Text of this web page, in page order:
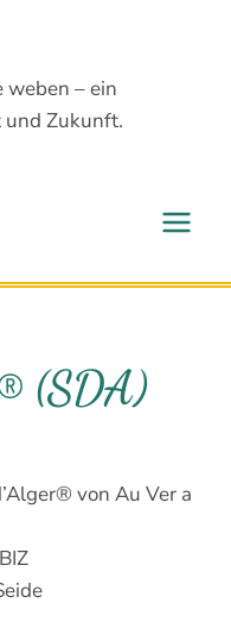
– ein
und Zukunft.
(SDA)
von Au Ver a